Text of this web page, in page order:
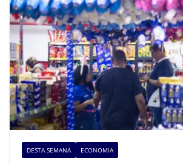
DESTA SEMANA ECONOMIA